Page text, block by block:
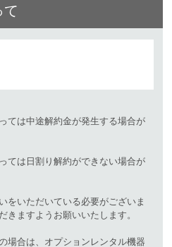
て
ては中途解約金が発生する場合が
ては日割り解約ができない場合が
をいただいている必要がございま
きますようお願いいたします。
場合は、オプションレンタル機器